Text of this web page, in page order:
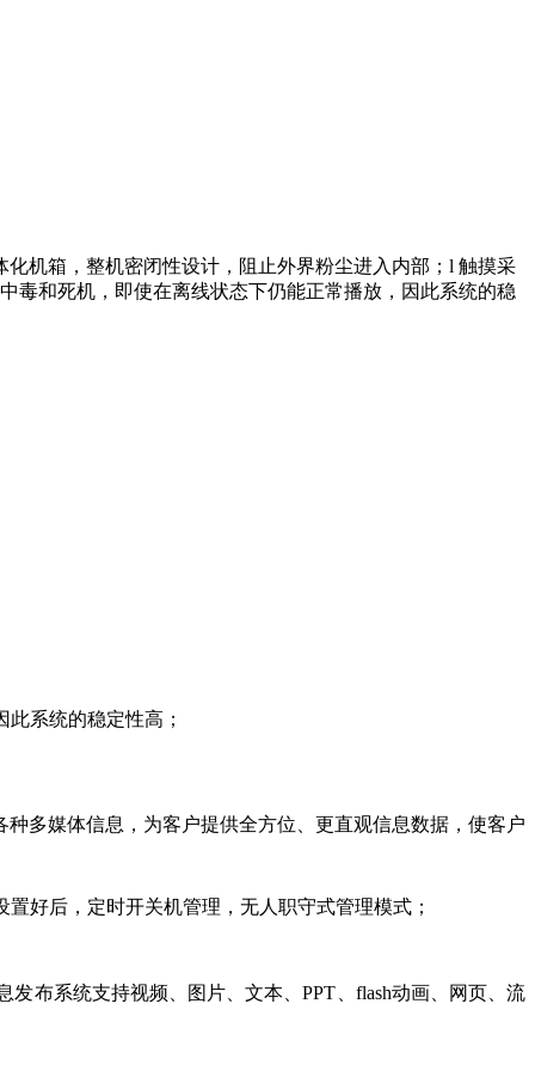
机箱，整机密闭性设计，阻止外界粉尘进入内部；l 触摸采
毒和死机，即使在离线状态下仍能正常播放，因此系统的稳
系统的稳定性高；
种多媒体信息，为客户提供全方位、更直观信息数据，使客户
好后，定时开关机管理，无人职守式管理模式；
发布系统支持视频、图片、文本、PPT、flash动画、网页、流